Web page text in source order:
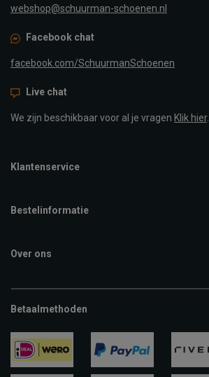
webshop@schuurman-schoenen.nl
Facebook chat
facebook.com/SchuurmanSchoenen
Live chat
We zijn beschikbaar voor al je vragen Klik hier.
Klantenservice
Bestelinformatie
Over ons
Betaalmethoden
ideal paypal riverty